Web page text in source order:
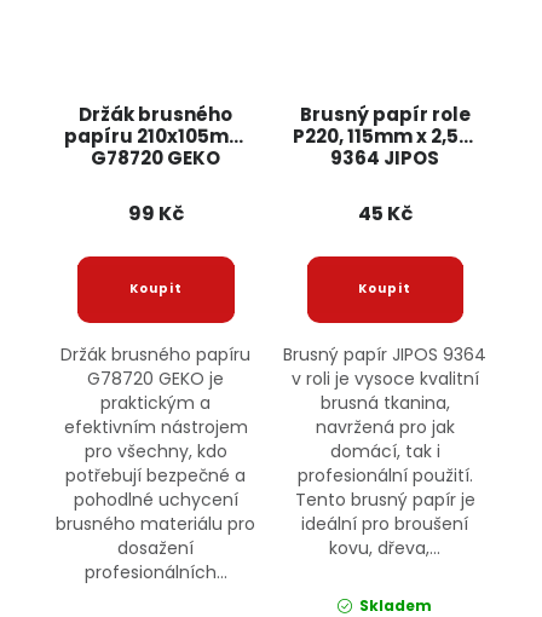
Držák brusného
papíru 210x105mm
G78720 GEKO
99 Kč
Držák brusného papíru
G78720 GEKO je
praktickým a
efektivním nástrojem
pro všechny, kdo
potřebují bezpečné a
pohodlné uchycení
brusného materiálu pro
dosažení
profesionálních...
Brusný papír role
P220, 115mm x 2,5m
9364 JIPOS
45 Kč
Brusný papír JIPOS 9364
v roli je vysoce kvalitní
brusná tkanina,
navržená pro jak
domácí, tak i
profesionální použití.
Tento brusný papír je
ideální pro broušení
kovu, dřeva,...
Skladem